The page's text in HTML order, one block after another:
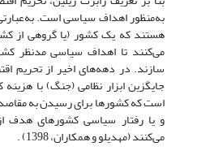
به‌منظور اهداف سیاسی است.
هستند که یک کشور (یا گروهی از
می‌کنند تا اهداف سیاسی مد‌نظر
سازند. در دهه‌های اخیر از تحریم
جایگزین ابزار نظامی (جنگ) با
است که کشورها برای رسیدن به
و یا رفتار سیاسی کشورهای هدف
می‌کنند (مهدیلو و همکاران، 1398) .